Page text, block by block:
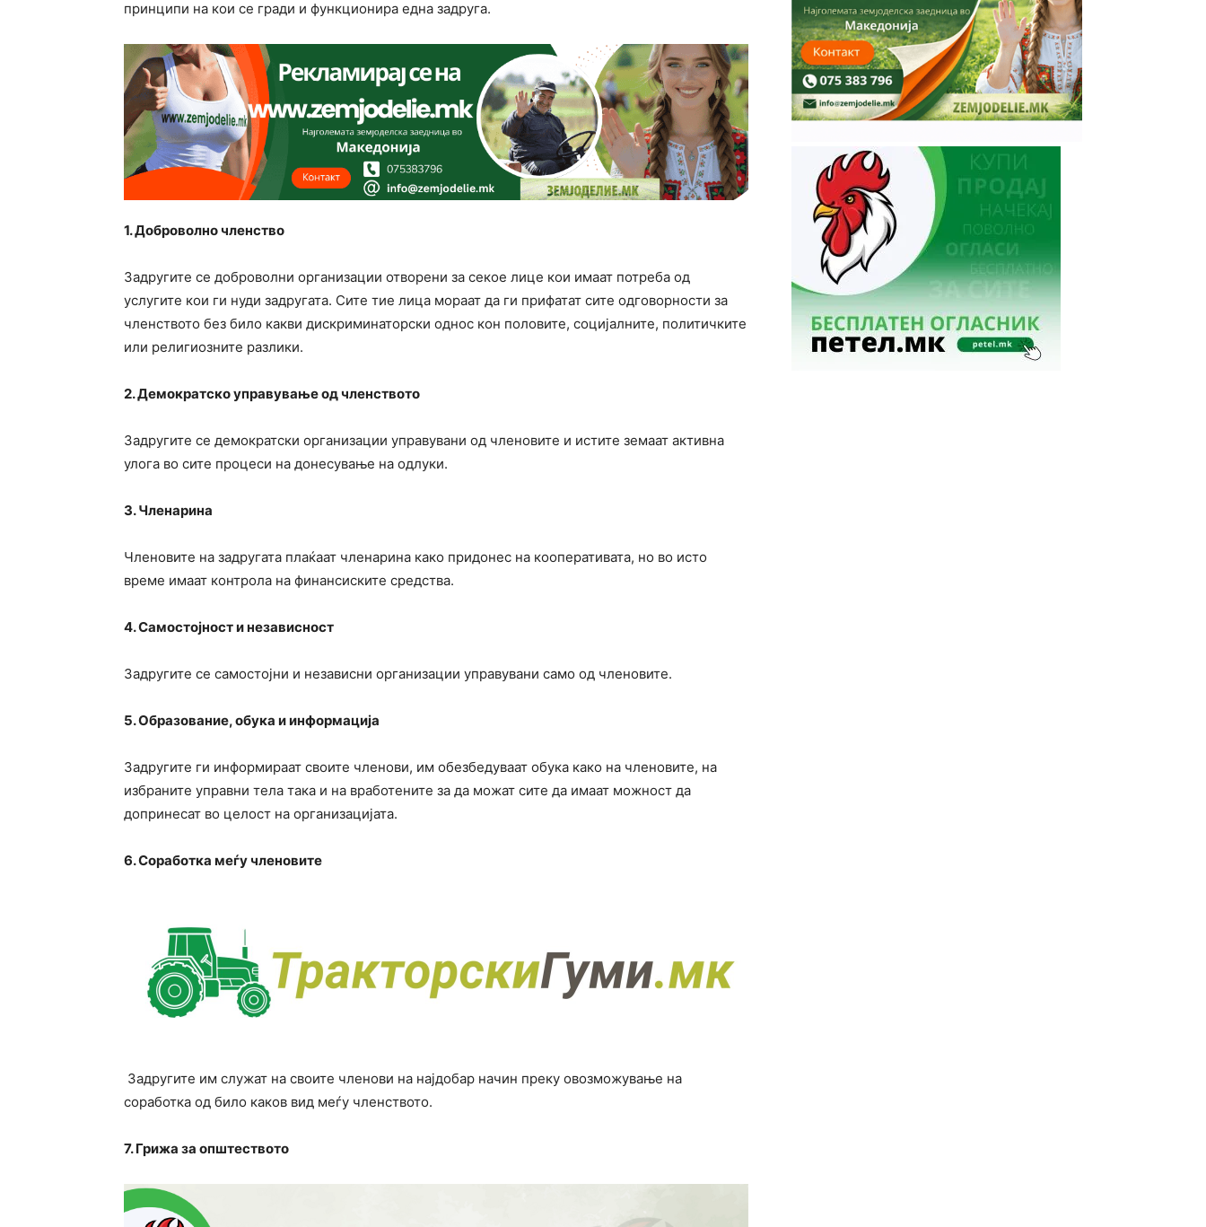
принципи на кои се гради и функционира една задруга.
1. Доброволно членство
Задругите се доброволни организации отворени за секое лице кои имаат потреба од
услугите кои ги нуди задругата. Сите тие лица мораат да ги прифатат сите одговорности за
членството без било какви дискриминаторски однос кон половите, социјалните, политичките
или религиозните разлики.
2. Демократско управување од членството
Задругите се демократски организации управувани од членовите и истите земаат активна
улога во сите процеси на донесување на одлуки.
3. Членарина
Членовите на задругата плаќаат членарина како придонес на кооперативата, но во исто
време имаат контрола на финансиските средства.
4. Самостојност и независност
Задругите се самостојни и независни организации управувани само од членовите.
5. Образование, обука и информација
Задругите ги информираат своите членови, им обезбедуваат обука како на членовите, на
избраните управни тела така и на вработените за да можат сите да имаат можност да
допринесат во целост на организацијата.
6. Соработка меѓу членовите
Задругите им служат на своите членови на најдобар начин преку овозможување на
соработка од било каков вид меѓу членството.
7. Грижа за општеството